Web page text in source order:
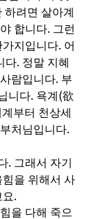
려면 살아계
합니다. 그런
가지입니다. 어
다. 정말 지혜
람입니다. 부
니다. 욕계 (欲
부터 천상세
처님입니다.
. 그래서 자기
을 위해서 사
.
을 다해 죽으